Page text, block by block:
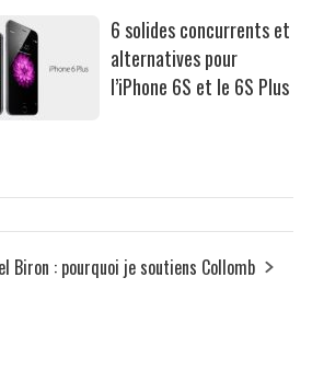
6 solides concurrents et
alternatives pour
l’iPhone 6S et le 6S Plus
Biron : pourquoi je soutiens Collomb